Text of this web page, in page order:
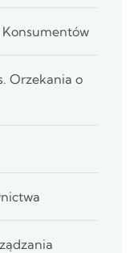
Konsumentów
Orzekania o